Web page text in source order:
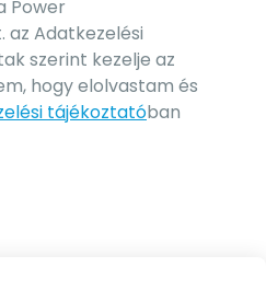
Power
az Adatkezelési
szerint kezelje az
hogy elolvastam és
tájékoztatóban